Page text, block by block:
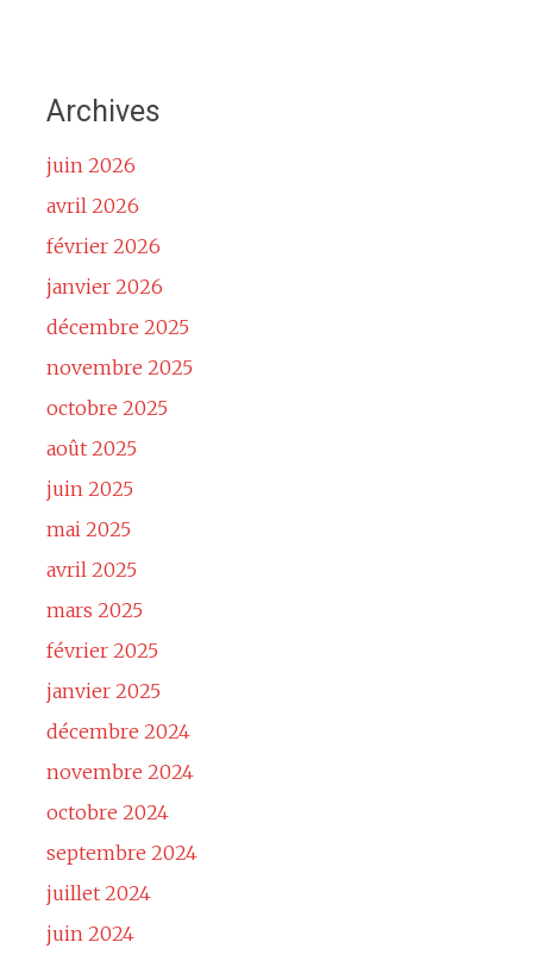
Archives
juin 2026
avril 2026
février 2026
janvier 2026
décembre 2025
novembre 2025
octobre 2025
août 2025
juin 2025
mai 2025
avril 2025
mars 2025
février 2025
janvier 2025
décembre 2024
novembre 2024
octobre 2024
septembre 2024
juillet 2024
juin 2024